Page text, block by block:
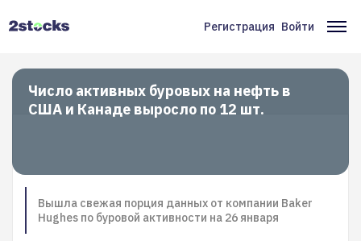
Меню
учётной
записи
пользователя
Регистрация Войти
Число активных буровых на нефть в
США и Канаде выросло по 12 шт.
Вышла свежая порция данных от компании Baker
Hughes по буровой активности на 26 января